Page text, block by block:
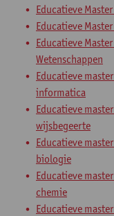
Educatieve
Educatieve
Educatieve
Wetenschappen
Educatieve
informatica
Educatieve
wijsbegeerte
Educatieve
biologie
Educatieve
chemie
Educatieve